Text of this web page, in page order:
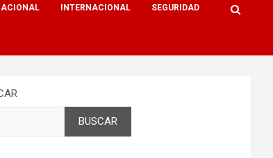
INTERNACIONAL SEGURIDAD
BUSCAR